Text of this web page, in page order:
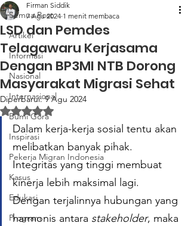
Semua Post
Artikel
Informasi
Nasional
Internasional
Bumi Gora
Inspirasi
Pekerja Migran Indonesia
Kasus
Edukasi
Program
LSD dan Pemdes
Telagawaru Kerjasama
Dengan BP3MI NTB Dorong
Masyarakat Migrasi Sehat
Firman Siddik
7 Agu 2024 1 menit membaca
Diperbarui:9 Agu 2024
Dinilai NaN dari 5 bintang.
Dalam kerja-kerja sosial tentu akan
melibatkan banyak pihak.
Integritas yang tinggi membuat
kinerja lebih maksimal lagi.
Dengan terjalinnya hubungan yang
harmonis antara stakeholder, maka